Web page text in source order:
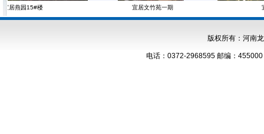
居燕园15#楼 宜居文竹苑一期
版权所有：河南
电话：0372-2968595 邮编：